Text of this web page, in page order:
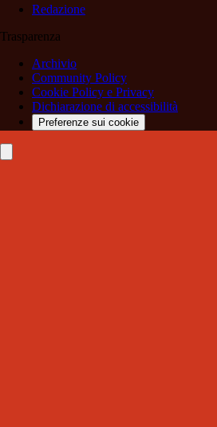
Redazione
Trasparenza
Archivio
Community Policy
Cookie Policy e Privacy
Dichiarazione di accessibilità
Preferenze sui cookie